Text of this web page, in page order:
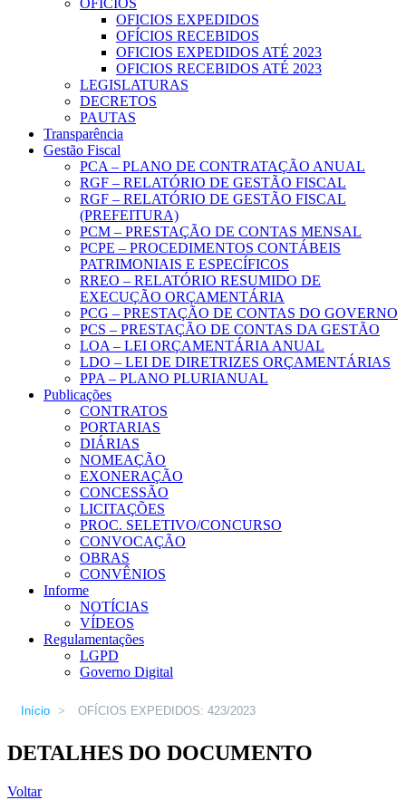
OFICIOS
OFICIOS EXPEDIDOS
OFÍCIOS RECEBIDOS
OFICIOS EXPEDIDOS ATÉ 2023
OFICIOS RECEBIDOS ATÉ 2023
LEGISLATURAS
DECRETOS
PAUTAS
Transparência
Gestão Fiscal
PCA – PLANO DE CONTRATAÇÃO ANUAL
RGF – RELATÓRIO DE GESTÃO FISCAL
RGF – RELATÓRIO DE GESTÃO FISCAL
(PREFEITURA)
PCM – PRESTAÇÃO DE CONTAS MENSAL
PCPE – PROCEDIMENTOS CONTÁBEIS
PATRIMONIAIS E ESPECÍFICOS
RREO – RELATÓRIO RESUMIDO DE
EXECUÇÃO ORÇAMENTÁRIA
PCG – PRESTAÇÃO DE CONTAS DO GOVERNO
PCS – PRESTAÇÃO DE CONTAS DA GESTÃO
LOA – LEI ORÇAMENTÁRIA ANUAL
LDO – LEI DE DIRETRIZES ORÇAMENTÁRIAS
PPA – PLANO PLURIANUAL
Publicações
CONTRATOS
PORTARIAS
DIÁRIAS
NOMEAÇÃO
EXONERAÇÃO
CONCESSÃO
LICITAÇÕES
PROC. SELETIVO/CONCURSO
CONVOCAÇÃO
OBRAS
CONVÊNIOS
Informe
NOTÍCIAS
VÍDEOS
Regulamentações
LGPD
Governo Digital
Início > OFÍCIOS EXPEDIDOS: 423/2023
DETALHES DO DOCUMENTO
Voltar